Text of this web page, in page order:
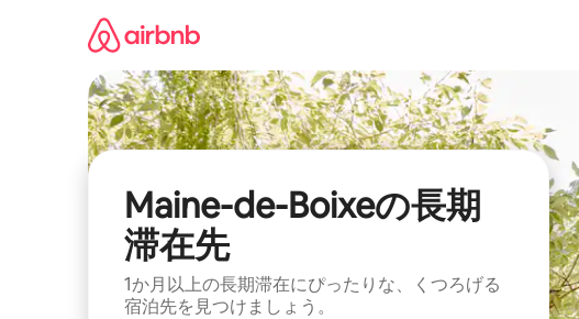
Maine-de-Boixeの長期
滞在先
1か月以上の長期滞在にぴったりな、くつろげる
宿泊先を見つけましょう。